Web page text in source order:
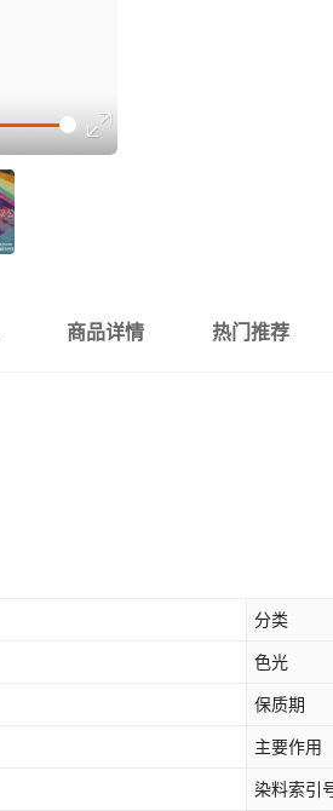
商品详情 热门推荐
分类
色光
保质期
主要作用
染料索引